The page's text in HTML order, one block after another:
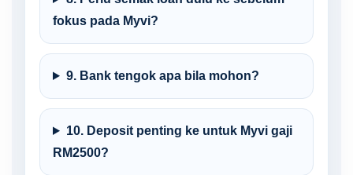
fokus pada Myvi?
9. Bank tengok apa bila mohon?
10. Deposit penting ke untuk Myvi gaji
RM2500?